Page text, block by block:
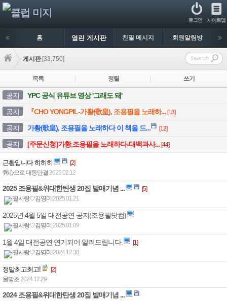
사이트맵
로그인
홈 열린 게시판 친필 메시지 회원알림방
게시판 [33,750]
목록 정렬 쓰기
공지
YPC 공식 유튜브 영상 '그래도 돼'
공지
『CHO YONGPIL-가황(歌皇), 조용필을 노래하... [13]
공지 가황(歌皇), 조용필을 노래하다 이 책을 드... [12]
공지 [주문신청]가황,조용필을 노래하다-대백과사... [44]
근황입니다 히히히 [2]
弼心으로 대동단결 2025.02.12
2025 조용필&위대한탄생 20집 발매기념 ... [5]
필사랑♡김영미 2025.01.21
2025년 4월 5일 대전공연 공지(조용필닷컴)
필사랑♡김영미 2025.01.09
1월 4일 대전공연 연기되어 알려드립니다. [1]
필사랑♡김영미 2024.12.30
정말최고최고! [2]
물망초2024.12.29
2024 조용필&위대한탄생 20집 발매기념 ...